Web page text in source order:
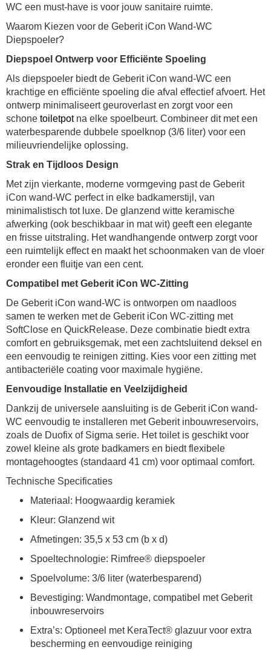
WC een must-have is voor jouw sanitaire ruimte.
Waarom Kiezen voor de Geberit iCon Wand-WC
Diepspoeler?
Diepspoel Ontwerp voor Efficiënte Spoeling
Als diepspoeler biedt de Geberit iCon wand-WC een
krachtige en efficiënte spoeling die afval effectief afvoert. Het
ontwerp minimaliseert geuroverlast en zorgt voor een
schone toiletpotna elke spoelbeurt. Combineer dit met een
waterbesparende dubbele spoelknop (3/6 liter) voor een
milieuvriendelijke oplossing.
Strak en Tijdloos Design
Met zijn vierkante, moderne vormgeving past de Geberit
iCon wand-WC perfect in elke badkamerstijl, van
minimalistisch tot luxe. De glanzend witte keramische
afwerking (ook beschikbaar in mat wit) geeft een elegante
en frisse uitstraling. Het wandhangende ontwerp zorgt voor
een ruimtelijk effect en maakt het schoonmaken van de vloer
eronder een fluitje van een cent.
Compatibel met Geberit iCon WC-Zitting
De Geberit iCon wand-WC is ontworpen om naadloos
samen te werken met de Geberit iCon WC-zitting met
SoftClose en QuickRelease. Deze combinatie biedt extra
comfort en gebruiksgemak, met een zachtsluitend deksel en
een eenvoudig te reinigen zitting. Kies voor een zitting met
antibacteriële coating voor maximale hygiëne.
Eenvoudige Installatie en Veelzijdigheid
Dankzij de universele aansluiting is de Geberit iCon wand-
WC eenvoudig te installeren met Geberit inbouwreservoirs,
zoals de Duofix of Sigma serie. Het toilet is geschikt voor
zowel kleine als grote badkamers en biedt flexibele
montagehoogtes (standaard 41 cm) voor optimaal comfort.
Technische Specificaties
Materiaal: Hoogwaardig keramiek
Kleur: Glanzend wit
Afmetingen: 35,5 x 53 cm (b x d)
Spoeltechnologie: Rimfree® diepspoeler
Spoelvolume: 3/6 liter (waterbesparend)
Bevestiging: Wandmontage, compatibel met Geberit
inbouwreservoirs
Extra’s: Optioneel met KeraTect® glazuur voor extra
bescherming en eenvoudige reiniging